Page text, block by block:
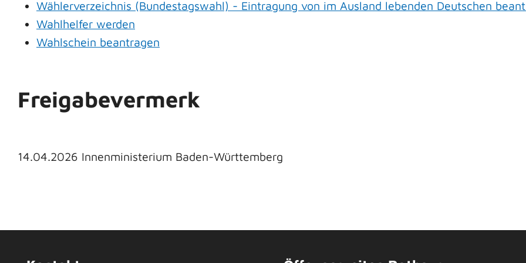
Wählerverzeichnis (Bundestagswahl) - Eintragung von im Ausland lebenden Deutschen
Wahlhelfer werden
Wahlschein beantragen
Freigabevermerk
14.04.2026 Innenministerium Baden-Württemberg